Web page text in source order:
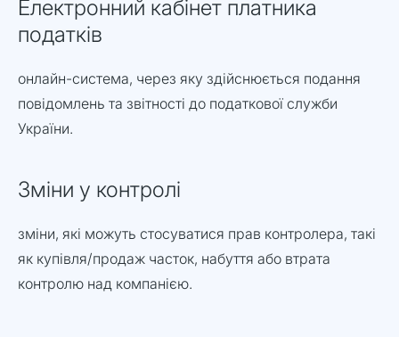
Електронний кабінет платника
податків
онлайн-система, через яку здійснюється подання
повідомлень та звітності до податкової служби
України.
Зміни у контролі
зміни, які можуть стосуватися прав контролера, такі
як купівля/продаж часток, набуття або втрата
контролю над компанією.